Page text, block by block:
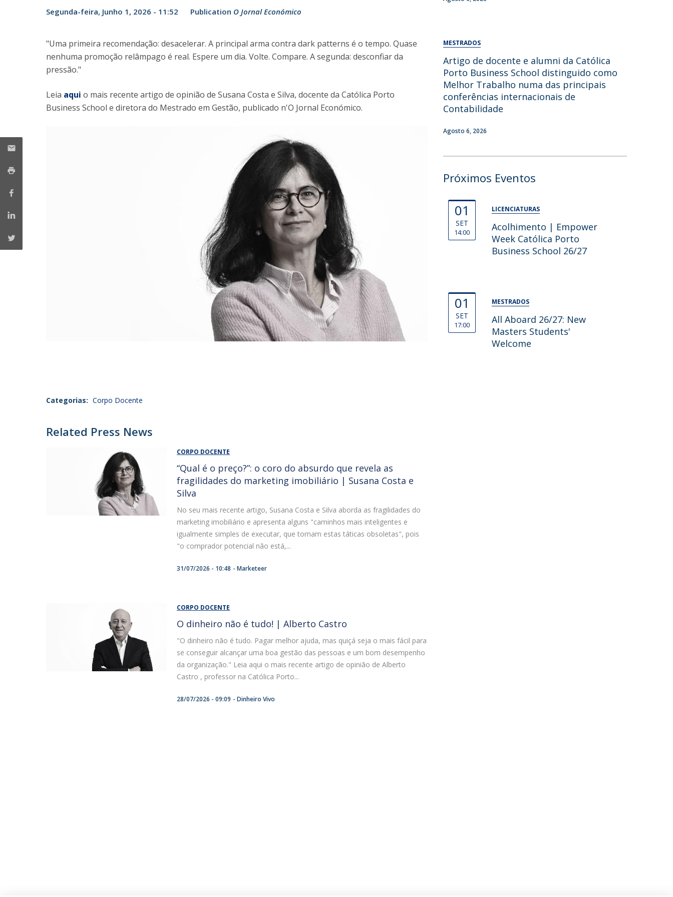
Master in Marketing
Doutoramento em Gestão
Iniciativas UCP
Segunda-feira, Junho 1, 2026 - 11:52 Publication O Jornal Económico
"Uma primeira recomendação: desacelerar. A principal arma contra dark patterns é o tempo. Quase
nenhuma promoção relâmpago é real. Espere um dia. Volte. Compare. A segunda: desconfiar da
pressão."
Leia aqui o mais recente artigo de opinião de Susana Costa e Silva, docente da Católica Porto
Business School e diretora do Mestrado em Gestão, publicado n'O Jornal Económico.
Categorias: Corpo Docente
Related Press News
CORPO DOCENTE
“Qual é o preço?”: o coro do absurdo que revela as
fragilidades do marketing imobiliário | Susana Costa e
Silva
No seu mais recente artigo, Susana Costa e Silva aborda as fragilidades do
marketing imobiliário e apresenta alguns "caminhos mais inteligentes e
igualmente simples de executar, que tornam estas táticas obsoletas", pois
"o comprador potencial não está,...
31/07/2026 - 10:48 Marketeer
CORPO DOCENTE
O dinheiro não é tudo! | Alberto Castro
"O dinheiro não é tudo. Pagar melhor ajuda, mas quiçá seja o mais fácil para
se conseguir alcançar uma boa gestão das pessoas e um bom desempenho
da organização." Leia aqui o mais recente artigo de opinião de Alberto
Castro , professor na Católica Porto...
28/07/2026 - 09:09 Dinheiro Vivo
MESTRADOS
Artigo de docente e alumni da Católica
Porto Business School distinguido como
Melhor Trabalho numa das principais
conferências internacionais de
Contabilidade
Agosto 6, 2026
Próximos Eventos
01
SET
14:00
LICENCIATURAS
Acolhimento | Empower
Week Católica Porto
Business School 26/27
01
SET
17:00
MESTRADOS
All Aboard 26/27: New
Masters Students'
Welcome